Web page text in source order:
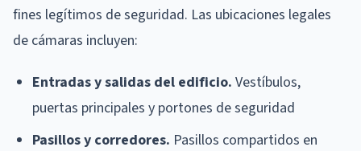
fines legítimos de seguridad. Las ubicaciones legales
de cámaras incluyen:
Entradas y salidas del edificio. Vestíbulos,
puertas principales y portones de seguridad
Pasillos y corredores. Pasillos compartidos en